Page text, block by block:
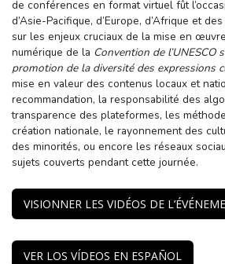
de conférences en format virtuel fût
d’Asie-Pacifique, d’Europe, d’Afrique et
sur les enjeux cruciaux de la mise en
numérique de la Convention de
promotion de la diversité des expressions
mise en valeur des contenus locaux et
recommandation, la responsabilité des
transparence des plateformes, les
création nationale, le rayonnement des
des minorités, ou encore les réseaux
sujets couverts pendant cette journée.
VISIONNER LES VIDÉOS DE
VER LOS VÍDEOS EN ESPAÑOL